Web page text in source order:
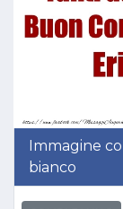
Immagine
bianco